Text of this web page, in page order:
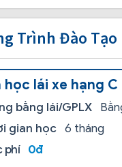
Trình Đào Tạo
học lái xe hạng C
bằng lái/GPLX
gian học 6 tháng
phí
0đ